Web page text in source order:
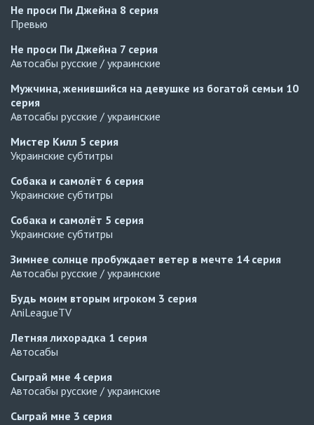
Не проси Пи Джейна 8 серия
Превью
Не проси Пи Джейна 7 серия
Автосабы русские / украинские
Мужчина, женившийся на девушке из богатой семьи 10
серия
Автосабы русские / украинские
Мистер Килл 5 серия
Украинские субтитры
Собака и самолёт 6 серия
Украинские субтитры
Собака и самолёт 5 серия
Украинские субтитры
Зимнее солнце пробуждает ветер в мечте 14 серия
Автосабы русские / украинские
Будь моим вторым игроком 3 серия
AniLeagueTV
Летняя лихорадка 1 серия
Автосабы
Сыграй мне 4 серия
Автосабы русские / украинские
Сыграй мне 3 серия